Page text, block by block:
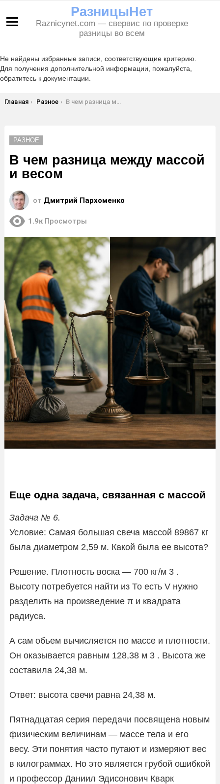
РазницыНет
Raznicynet.com — свервис по проверке
разницы во всем
Не найдены избранные записи, соответствующие критерию.
Для получения дополнительной информации, пожалуйста,
обратитесь к документации.
Вы здесь:
Главная Разное В чем разница между массой и весом
РАЗНОЕ
В чем разница между массой
и весом
от Дмитрий Пархоменко
1.9к Просмотры
Еще одна задача, связанная с массой
Задача № 6.
Условие: Самая большая свеча массой 89867 кг
была диаметром 2,59 м. Какой была ее высота?
Решение. Плотность воска — 700 кг/м 3 .
Высоту потребуется найти из То есть V нужно
разделить на произведение π и квадрата
радиуса.
А сам объем вычисляется по массе и плотности.
Он оказывается равным 128,38 м 3 . Высота же
составила 24,38 м.
Ответ: высота свечи равна 24,38 м.
Пятнадцатая серия передачи посвящена новым
физическим величинам — массе тела и его
весу. Эти понятия часто путают и измеряют вес
в килограммах. Но это является грубой ошибкой
и профессор Даниил Эдисонович Кварк